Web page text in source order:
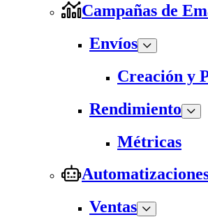
Campañas de
Envíos
Creación y
Rendimiento
Métricas
Ventas